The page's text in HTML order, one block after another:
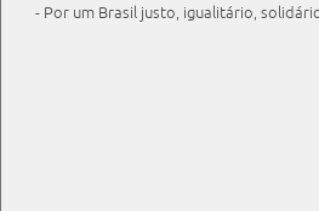
- Por um Brasil justo, igualitário,